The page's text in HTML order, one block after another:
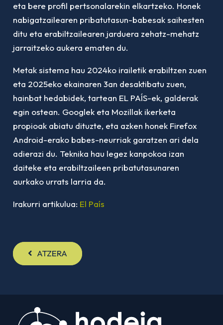
eta bere profil pertsonalarekin elkartzeko. Honek
nabigatzailearen pribatutasun-babesak saihesten
ditu eta erabiltzailearen jarduera zehatz-mehatz
jarraitzeko aukera ematen du.
Metak sistema hau 2024ko irailetik erabiltzen zuen
eta 2025eko ekainaren 3an desaktibatu zuen,
hainbat hedabidek, tartean EL PAÍS-ek, galderak
egin ostean. Googlek eta Mozillak ikerketa
propioak abiatu dituzte, eta azken honek Firefox
Android-erako babes-neurriak garatzen ari dela
adierazi du. Teknika hau legez kanpokoa izan
daiteke eta erabiltzaileen pribatutasunaren
aurkako urrats larria da.
Irakurri artikulua: El País
ATZERA